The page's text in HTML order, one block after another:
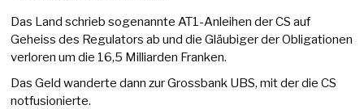
Das Land schrieb sogenannte AT1-Anleihen der CS auf
Geheiss des Regulators ab und die Gläubiger der Obligationen
verloren um die 16,5 Milliarden Franken.
Das Geld wanderte dann zur Grossbank UBS, mit der die CS
notfusionierte.